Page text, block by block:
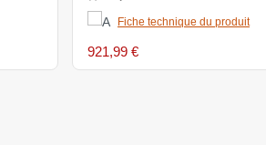
8°C
Fiche technique du produit
921,99 €